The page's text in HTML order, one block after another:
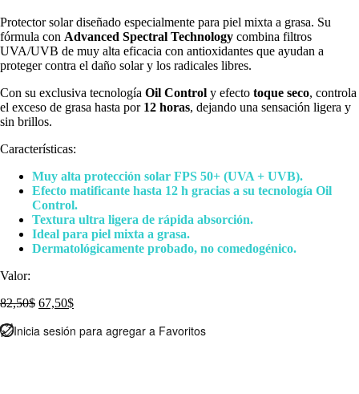
Protector solar diseñado especialmente para piel mixta a grasa. Su
fórmula con Advanced Spectral Technology combina filtros
UVA/UVB de muy alta eficacia con antioxidantes que ayudan a
proteger contra el daño solar y los radicales libres.
Con su exclusiva tecnología Oil Control y efecto toque seco, controla
el exceso de grasa hasta por 12 horas, dejando una sensación ligera y
sin brillos.
Características:
Muy alta protección solar FPS 50+ (UVA + UVB).
Efecto matificante hasta 12 h gracias a su tecnología Oil
Control.
Textura ultra ligera de rápida absorción.
Ideal para piel mixta a grasa.
Dermatológicamente probado, no comedogénico.
Valor:
82,50$ El
original
67,50$El
actual
Inicia sesión para agregar a Favoritos